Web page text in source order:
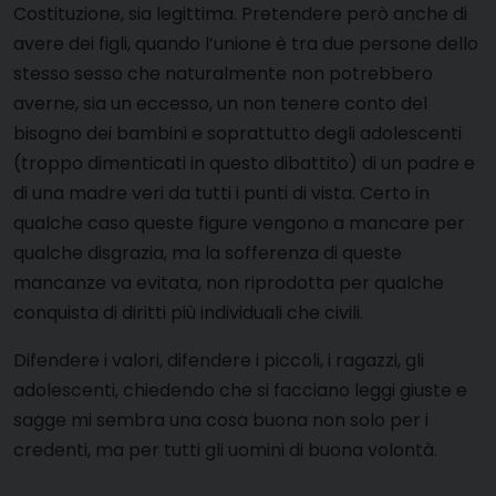
Costituzione, sia legittima. Pretendere però anche di
avere dei figli, quando l’unione è tra due persone dello
stesso sesso che naturalmente non potrebbero
averne, sia un eccesso, un non tenere conto del
bisogno dei bambini e soprattutto degli adolescenti
(troppo dimenticati in questo dibattito) di un padre e
di una madre veri da tutti i punti di vista. Certo in
qualche caso queste figure vengono a mancare per
qualche disgrazia, ma la sofferenza di queste
mancanze va evitata, non riprodotta per qualche
conquista di diritti più individuali che civili.
Difendere i valori, difendere i piccoli, i ragazzi, gli
adolescenti, chiedendo che si facciano leggi giuste e
sagge mi sembra una cosa buona non solo per i
credenti, ma per tutti gli uomini di buona volontà.